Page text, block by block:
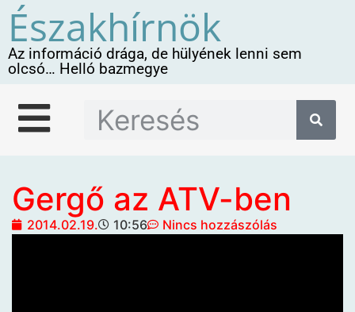
Északhírnök
Az információ drága, de hülyének lenni sem
olcsó… Helló bazmegye
Gergő az ATV-ben
2014.02.19. 10:56 Nincs hozzászólás